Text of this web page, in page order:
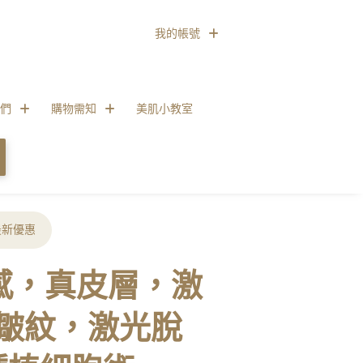
購物需知 美肌小教室
我的帳號
優惠
，真皮層，激
紋，激光脫